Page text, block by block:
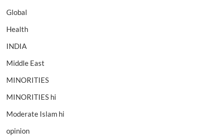
Global
Health
INDIA
Middle East
MINORITIES
MINORITIES hi
Moderate Islam hi
opinion